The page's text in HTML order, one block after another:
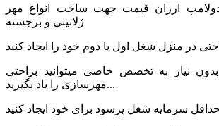
ارزان قیمت جهت ساخت انواع مهر
ژلاتینی و برجسته
در منزل شغل اول یا دوم خود را ایجاد کنید
نیاز به تخصص خاصی میتوانید براحتی
مهرسازی را یاد بگیرید...